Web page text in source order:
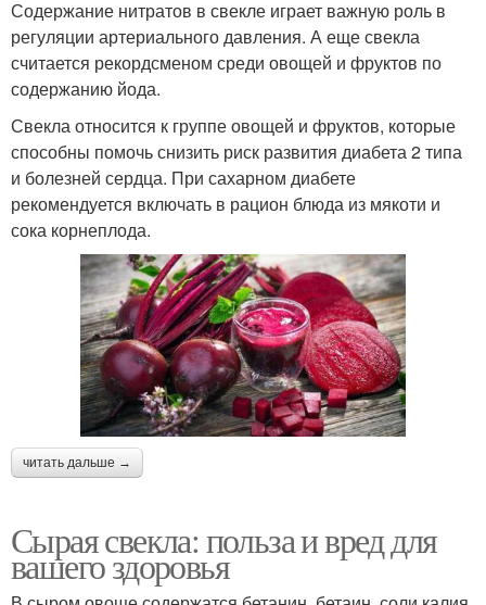
Содержание нитратов в свекле играет важную роль в
регуляции артериального давления. А еще свекла
считается рекордсменом среди овощей и фруктов по
содержанию йода.
Свекла относится к группе овощей и фруктов, которые
способны помочь снизить риск развития диабета 2 типа
и болезней сердца. При сахарном диабете
рекомендуется включать в рацион блюда из мякоти и
сока корнеплода.
читать дальше →
Сырая свекла: польза и вред для
вашего здоровья